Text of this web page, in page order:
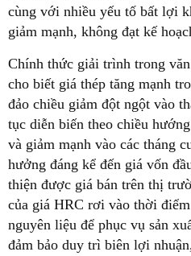
cùng với nhiều yếu tố bất lợi
giảm mạnh, không đạt kế
Chính thức giải trình trong
cho biết giá thép tăng mạnh
đảo chiều giảm đột ngột vào
tục diễn biến theo chiều
và giảm mạnh vào các tháng
hưởng đáng kể đến giá vốn
thiện được giá bán trên thị
của giá HRC rơi vào thời
nguyên liệu để phục vụ sản
đảm bảo duy trì biên lợi